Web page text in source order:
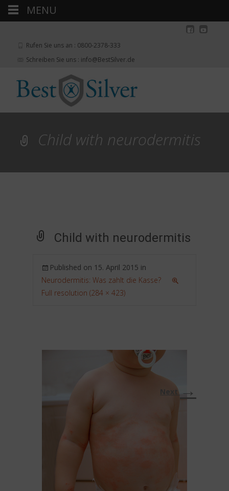
Rufen Sie uns an : 0800-2378-333
Schreiben Sie uns : info@BestSilver.de
Child with neurodermitis
Child with neurodermitis
Published on 15. April 2015 in
Neurodermitis: Was zahlt die Kasse?
Full resolution (284 × 423)
Next →
MENU